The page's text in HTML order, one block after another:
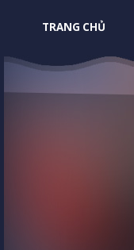
TRANG CHỦ